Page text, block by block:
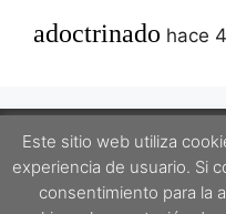
adoctrinado hace
Este proyecto está protegido por
ShareAlike
Este sitio web utiliza
experiencia de usuario. Si
consentimiento para la